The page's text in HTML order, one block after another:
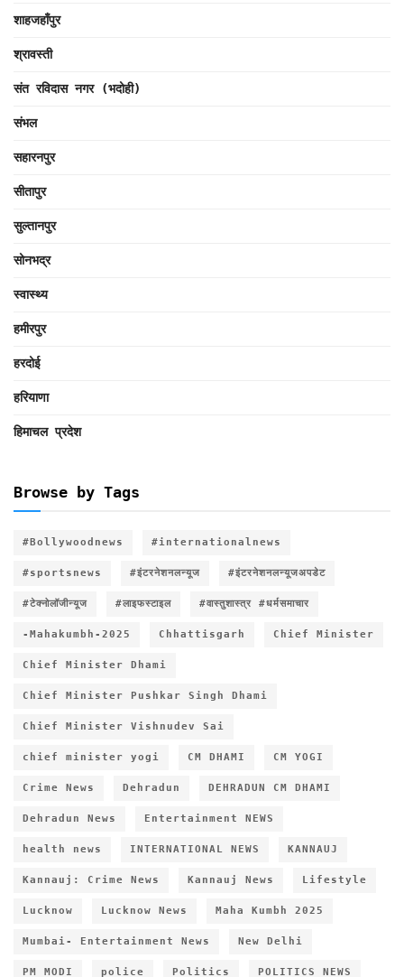
शाहजहाँपुर
श्रावस्ती
संत रविदास नगर (भदोही)
संभल
सहारनपुर
सीतापुर
सुल्तानपुर
सोनभद्र
स्वास्थ्य
हमीरपुर
हरदोई
हरियाणा
हिमाचल प्रदेश
Browse by Tags
#Bollywoodnews #internationalnews
#sportsnews #इंटरनेशनलन्यूज #इंटरनेशनलन्यूजअपडेट
#टेक्नोलॉजीन्यूज #लाइफस्टाइल #वास्तुशास्त्र #धर्मसमाचार
-Mahakumbh-2025 Chhattisgarh Chief Minister
Chief Minister Dhami
Chief Minister Pushkar Singh Dhami
Chief Minister Vishnudev Sai
chief minister yogi CM DHAMI CM YOGI
Crime News Dehradun DEHRADUN CM DHAMI
Dehradun News Entertainment NEWS
health news INTERNATIONAL NEWS KANNAUJ
Kannauj: Crime News Kannauj News Lifestyle
Lucknow Lucknow News Maha Kumbh 2025
Mumbai- Entertainment News New Delhi
PM MODI police Politics POLITICS NEWS